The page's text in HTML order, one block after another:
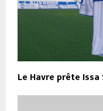
Le Havre prête